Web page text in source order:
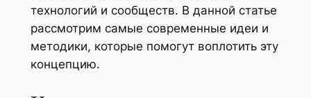
технологий и сообществ. В данной статье
рассмотрим самые современные идеи и
методики, которые помогут воплотить эту
концепцию.